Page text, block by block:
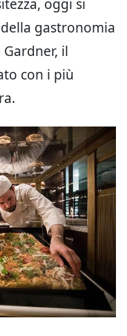
gastronomia
il
con i più